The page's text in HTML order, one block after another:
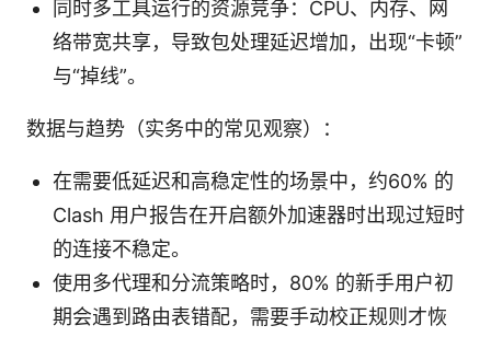
同时多工具运行的资源竞争：CPU、内存、网
络带宽共享，导致包处理延迟增加，出现“卡顿”
与“掉线”。
数据与趋势（实务中的常见观察）：
在需要低延迟和高稳定性的场景中，约60% 的
Clash 用户报告在开启额外加速器时出现过短时
的连接不稳定。
使用多代理和分流策略时，80% 的新手用户初
期会遇到路由表错配，需要手动校正规则才恢